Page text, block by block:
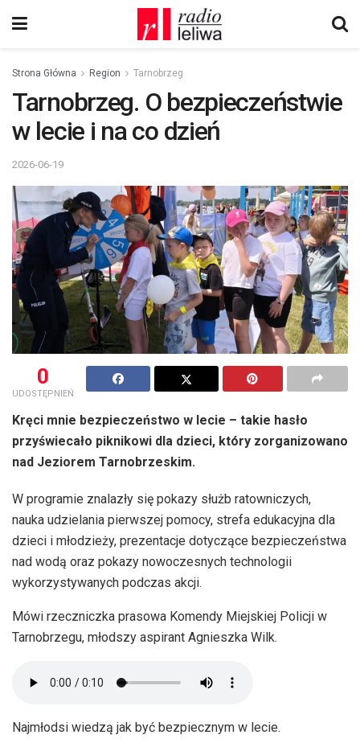
Strona Główna Region Tarnobrzeg
Tarnobrzeg. O bezpieczeństwie
w lecie i na co dzień
2026-06-19
0
UDOSTĘPNIEŃ
Kręci mnie bezpieczeństwo w lecie – takie hasło
przyświecało piknikowi dla dzieci, który zorganizowano
nad Jeziorem Tarnobrzeskim.
W programie znalazły się pokazy służb ratowniczych,
nauka udzielania pierwszej pomocy, strefa edukacyjna dla
dzieci i młodzieży, prezentacje dotyczące bezpieczeństwa
nad wodą oraz pokazy nowoczesnych technologii
wykorzystywanych podczas akcji.
Mówi rzeczniczka prasowa Komendy Miejskiej Policji w
Tarnobrzegu, młodszy aspirant Agnieszka Wilk.
Najmłodsi wiedzą jak być bezpiecznym w lecie.